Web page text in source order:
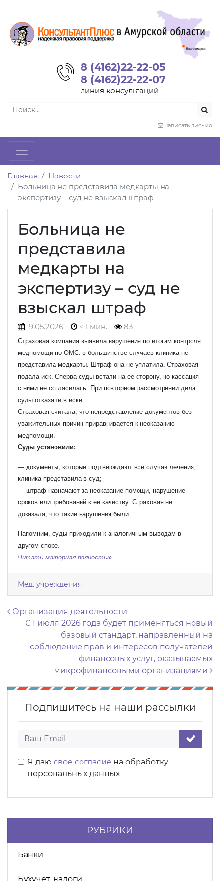
8 (4162)22-22-05
8 (4162)22-22-07
линия консультаций
написать письмо
Главная
Новости
Больница не представила медкарты на
экспертизу – суд не взыскал штраф
Больница не
представила
медкарты на
экспертизу – суд не
взыскал штраф
19.05.2026 < 1 мин. 83
Страховая компания выявила нарушения по итогам контроля
медпомощи по ОМС: в большинстве случаев клиника не
представила медкарты. Штраф она не уплатила. Страховая
подала иск. Сперва суды встали на ее сторону, но кассация
с ними не согласилась. При повторном рассмотрении дела
суды отказали в иске.
Страховая считала, что непредставление документов без
уважительных причин приравнивается к неоказанию
медпомощи.
Суды установили:
— документы, которые подтверждают все случаи лечения,
клиника представила в суд;
— штраф назначают за неоказание помощи, нарушение
сроков или требований к ее качеству. Страховая не
доказала, что такие нарушения были.
Напомним, суды приходили к аналогичным выводам в
другом споре.
Читать материал полностью
Мед. учреждения
Навигация по записям
Организация деятельности
С 1 июля 2026 года будет применяться новый
базовый стандарт, направленный на
соблюдение прав и интересов получателей
финансовых услуг, оказываемых
микрофинансовыми организациями
Подпишитесь на наши рассылки
Я даю свое согласие на обработку
персональных данных
РУБРИКИ
Банки
Бухучёт, налоги